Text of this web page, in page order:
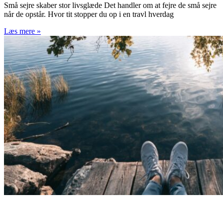
Små sejre skaber stor livsglæde Det handler om at fejre de små sejre
når de opstår. Hvor tit stopper du op i en travl hverdag
Læs mere »